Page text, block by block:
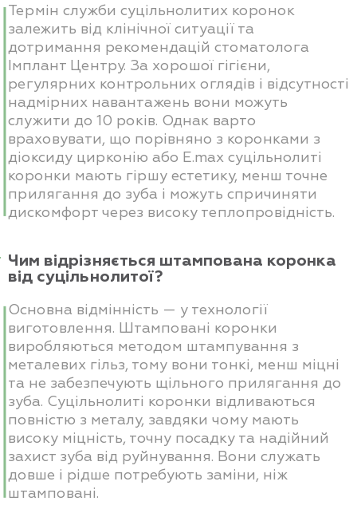
Термін служби суцільнолитих коронок
залежить від клінічної ситуації та
дотримання рекомендацій стоматолога
Імплант Центру. За хорошої гігієни,
регулярних контрольних оглядів і відсутності
надмірних навантажень вони можуть
служити до 10 років. Однак варто
враховувати, що порівняно з коронками з
діоксиду цирконію або E.max суцільнолиті
коронки мають гіршу естетику, менш точне
прилягання до зуба і можуть спричиняти
дискомфорт через високу теплопровідність.
Чим відрізняється штампована коронка
від суцільнолитої?
Основна відмінність — у технології
виготовлення. Штамповані коронки
виробляються методом штампування з
металевих гільз, тому вони тонкі, менш міцні
та не забезпечують щільного прилягання до
зуба. Суцільнолиті коронки відливаються
повністю з металу, завдяки чому мають
високу міцність, точну посадку та надійний
захист зуба від руйнування. Вони служать
довше і рідше потребують заміни, ніж
штамповані.